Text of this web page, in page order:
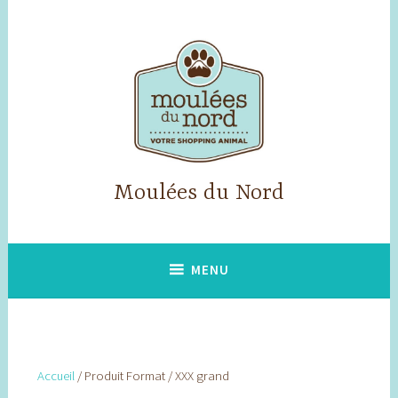
Moulées du Nord
MENU
Accueil/ Produit Format / XXX grand